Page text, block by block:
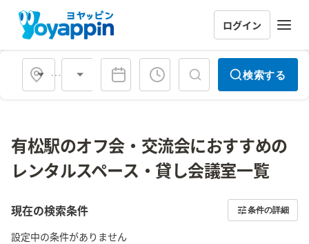
ログイン
会場タイプ 検索する
有松駅のオフ会・交流会におすすめの
レンタルスペース・貸し会議室一覧
現在の検索条件 条件の詳細
設定中の条件がありません